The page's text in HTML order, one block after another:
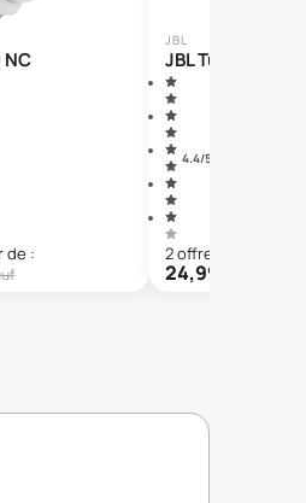
NC
de :
JBL
JBL Tune 520 C
4.4/5 (
2offre
24,99